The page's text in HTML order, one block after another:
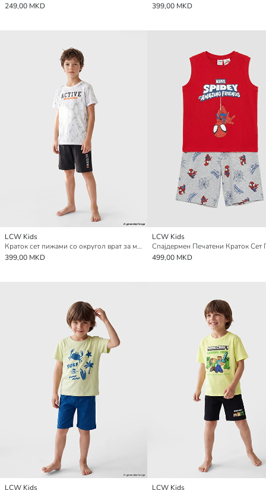
249,00 MKD
399,00 MKD
LCW Kids
Краток сет пижами со округол врат за момчиња
399,00 MKD
LCW Kids
499,00 MKD
LCW Kids
LCW Kids